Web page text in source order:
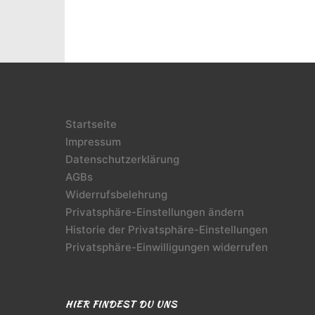
Startseite
Impressum
Datenschutzerklärung
AGBs
Widerrufsbelehrung
Privatsphäre-Einstellungen ändern
Historie der Privatsphäre-Einstellungen
Privatsphäre-Einwilligungen widerrufen
HIER FINDEST DU UNS